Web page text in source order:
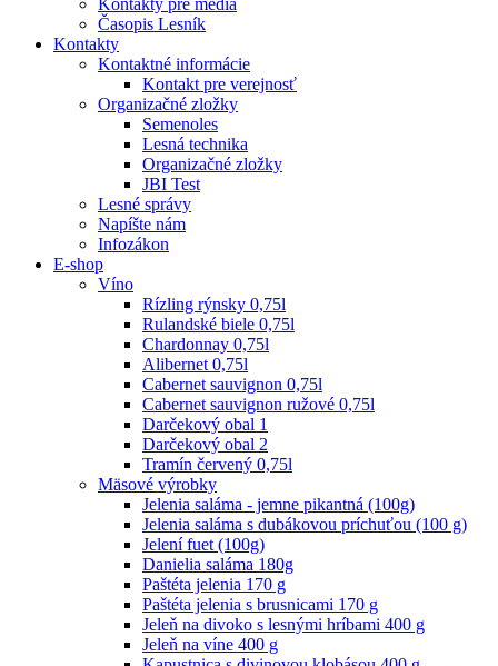
Časopis Lesník
Kontakty
Kontaktné informácie
Kontakt pre verejnosť
Organizačné zložky
Semenoles
Lesná technika
Organizačné zložky
JBI Test
Lesné správy
Napíšte nám
Infozákon
E-shop
Víno
Rízling rýnsky 0,75l
Rulandské biele 0,75l
Chardonnay 0,75l
Alibernet 0,75l
Cabernet sauvignon 0,75l
Cabernet sauvignon ružové 0,75l
Darčekový obal 1
Darčekový obal 2
Tramín červený 0,75l
Mäsové výrobky
Jelenia saláma - jemne pikantná (100g)
Jelenia saláma s dubákovou príchuťou (100 g)
Jelení fuet (100g)
Danielia saláma 180g
Paštéta jelenia 170 g
Paštéta jelenia s brusnicami 170 g
Jeleň na divoko s lesnými hríbami 400 g
Jeleň na víne 400 g